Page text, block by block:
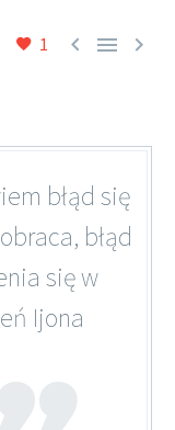
1   
błąd się
błąd
się w
Ijona